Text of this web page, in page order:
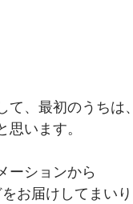
、最初のうちは、
います。
ーションから
お届けしてまいり